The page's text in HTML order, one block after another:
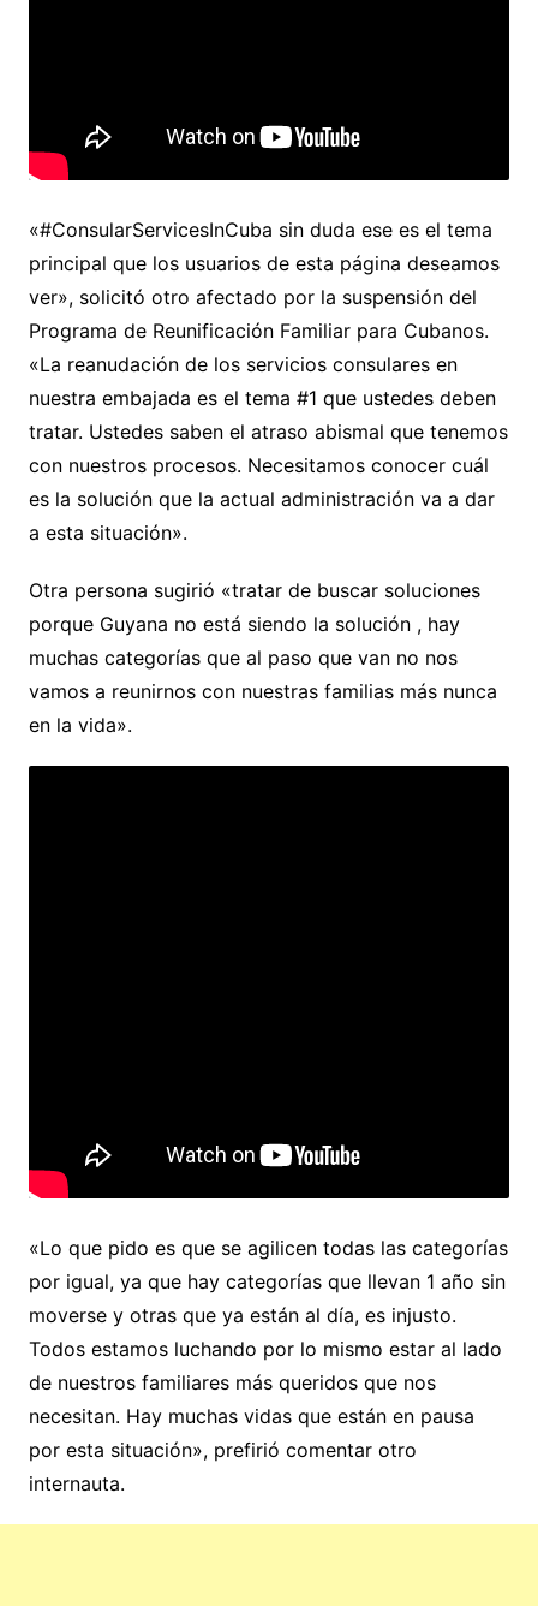
«#ConsularServicesInCuba sin duda ese es el tema
principal que los usuarios de esta página deseamos
ver», solicitó otro afectado por la suspensión del
Programa de Reunificación Familiar para Cubanos.
«La reanudación de los servicios consulares en
nuestra embajada es el tema #1 que ustedes deben
tratar. Ustedes saben el atraso abismal que tenemos
con nuestros procesos. Necesitamos conocer cuál
es la solución que la actual administración va a dar
a esta situación».
Otra persona sugirió «tratar de buscar soluciones
porque Guyana no está siendo la solución , hay
muchas categorías que al paso que van no nos
vamos a reunirnos con nuestras familias más nunca
en la vida».
«Lo que pido es que se agilicen todas las categorías
por igual, ya que hay categorías que llevan 1 año sin
moverse y otras que ya están al día, es injusto.
Todos estamos luchando por lo mismo estar al lado
de nuestros familiares más queridos que nos
necesitan. Hay muchas vidas que están en pausa
por esta situación», prefirió comentar otro
internauta.